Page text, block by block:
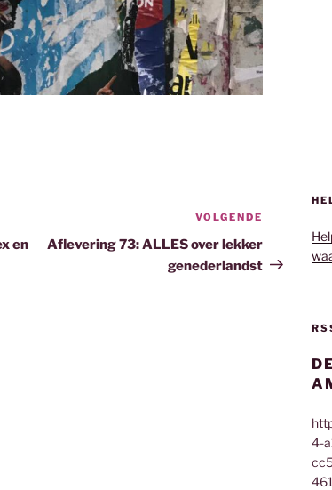
en
bericht
VOLGENDE
Aflevering 73: ALLES over lekker
genederlandst
4-